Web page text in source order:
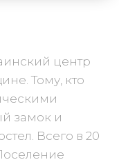
центр
Тому, кто
замок и
Всего в 20